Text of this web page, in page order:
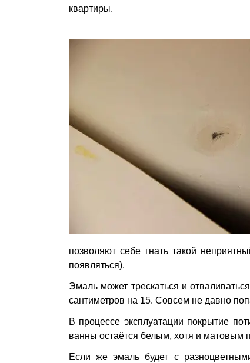
квартиры.
позволяют себе гнать такой
появляться).
Эмаль может трескаться и
сантиметров на 15. Совсем не давно
В процессе эксплуатации покрытие
ванны остаётся белым, хотя и матовым
Если же эмаль будет с